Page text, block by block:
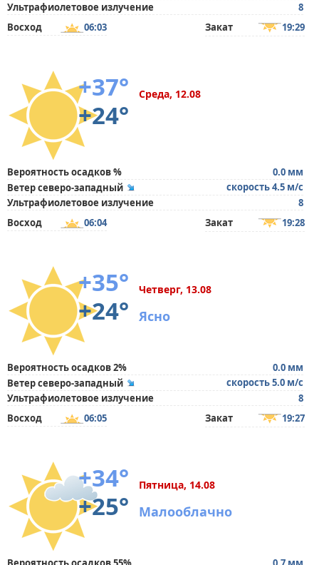
Ультрафиолетовое излучение
8
Восход
06:03 Закат 19:29
+37°
+24°
Среда, 12.08
Вероятность осадков %
0.0 мм
Ветер северо-западный
скорость 4.5 м/с
Ультрафиолетовое излучение
8
Восход
06:04 Закат 19:28
+35°
+24°
Четверг, 13.08
Ясно
Вероятность осадков 2%
0.0 мм
Ветер северо-западный
скорость 5.0 м/с
Ультрафиолетовое излучение
8
Восход
06:05 Закат 19:27
+34°
+25°
Пятница, 14.08
Малооблачно